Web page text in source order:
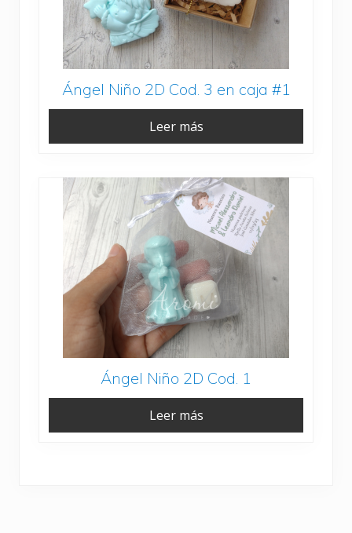
Ángel Niño 2D Cod. 3 en caja #1
Leer más
Ángel Niño 2D Cod. 1
Leer más